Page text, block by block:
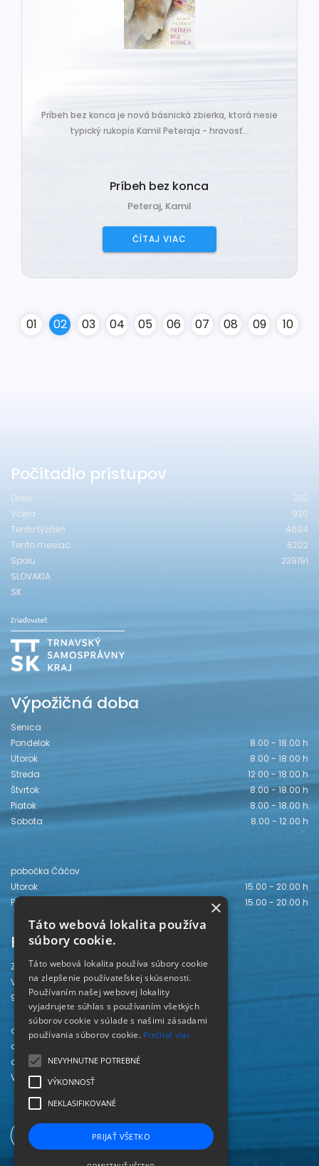
Príbeh bez konca je nová básnická zbierka, ktorá nesie
typický rukopis Kamil Peteraja - hravosť...
Príbeh bez konca
Peteraj, Kamil
ČÍTAJ VIAC
01 02 03 04 05 06 07 08 09 10
Počítadlo prístupov
Dnes
235
Včera
930
Tento týždeň
4694
Tento mesiac
6202
Spolu
239191
SLOVAKIA
SK
Výpožičná doba
Senica
Pondelok
8.00 - 18.00 h
Utorok
8.00 - 18.00 h
Streda
12.00 - 18.00 h
Štvrtok
8.00 - 18.00 h
Piatok
8.00 - 18.00 h
Sobota
8.00 - 12.00 h
pobočka Čáčov
Utorok
15.00 - 20.00 h
Piatok
15.00 - 20.00 h
Kontakt
Záhorská knižnica
Vajanského 28
905 01 Senica
odd. beletrie 034/654 3780
odd. odbornej literatúry 034/651 2710
odd. pre deti a mládež 034/654 6519
Viac kontaktov nájdete
×
Táto webová lokalita používa
súbory cookie.
Táto webová lokalita používa súbory cookie
na zlepšenie používateľskej skúsenosti.
Používaním našej webovej lokality
vyjadrujete súhlas s používaním všetkých
súborov cookie v súlade s našimi zásadami
používania súborov cookie. Prečítať viac
NEVYHNUTNE POTREBNÉ
VÝKONNOSŤ
NEKLASIFIKOVANÉ
PRIJAŤ VŠETKO